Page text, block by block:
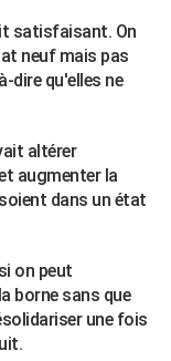
satisfaisant. On
neuf mais pas
dire qu'elles ne
altérer
augmenter la
dans un état
on peut
borne sans que
une fois